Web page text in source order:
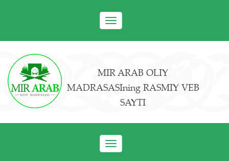
Toggle
navigation
MIR ARAB OLIY
MADRASASIning RASMIY VEB
SAYTI
Toggle
navigation